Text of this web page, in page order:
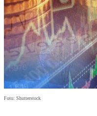
Foto: Shutterstock